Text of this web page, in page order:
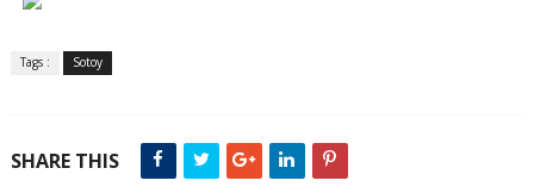
Tags : Sotoy
SHARE THIS